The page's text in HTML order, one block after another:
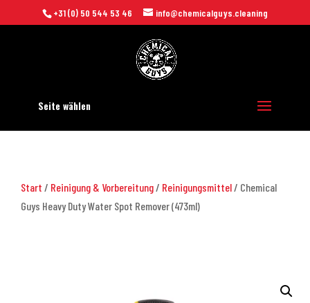
+31 (0) 50 544 53 46 info@chemicalguys.cleaning
Seite wählen
Start / Reinigung & Vorbereitung/ Reinigungsmittel/ Chemical
Guys Heavy Duty Water Spot Remover (473ml)